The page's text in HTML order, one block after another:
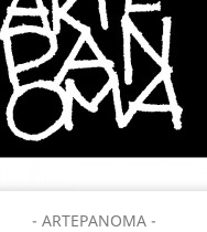
- ARTEPANOMA -